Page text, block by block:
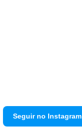
Seguir no Instagram